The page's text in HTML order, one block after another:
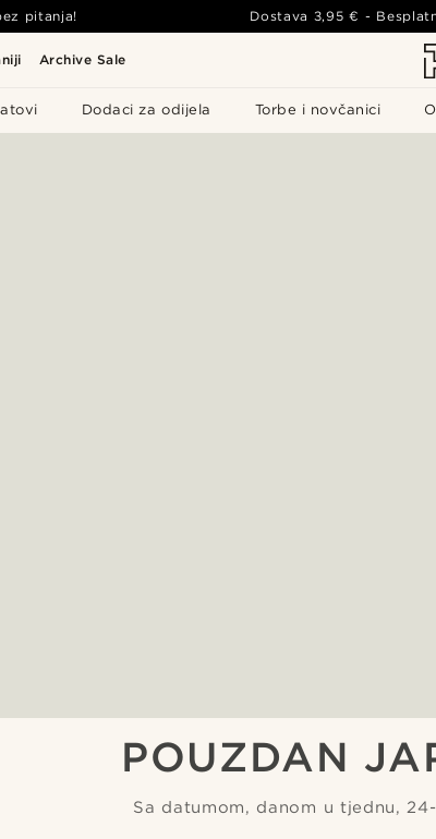
Archive Sale
Dodaci za odijela Torbe i novčanici
pitanja! Dostava 3,95 € -
POUZDAN
Sa datumom, danom u tjednu,